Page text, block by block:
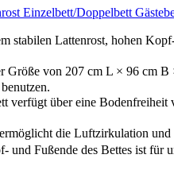
Einzelbett/Doppelbett
stabilen Lattenrost, hohen
Größe von 207 cm L × 96 cm
verfügt über eine
die Luftzirkulation
und Fußende des Bettes ist